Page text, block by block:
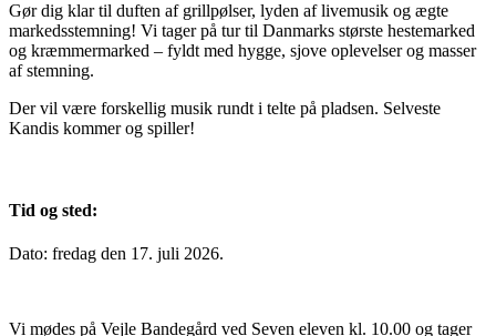
Gør dig klar til duften af grillpølser, lyden af livemusik og ægte
markedsstemning! Vi tager på tur til Danmarks største hestemarked
og kræmmermarked – fyldt med hygge, sjove oplevelser og masser
af stemning.
Der vil være forskellig musik rundt i telte på pladsen. Selveste
Kandis kommer og spiller!
Tid og sted:
Dato: fredag den 17. juli 2026.
Vi mødes på Vejle Bandegård ved Seven eleven kl. 10.00 og tager